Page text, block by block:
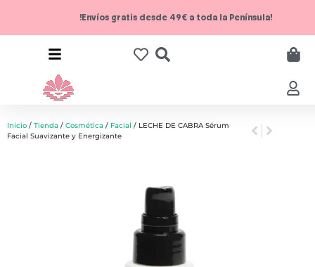
!Envíos gratis desde 49€ a toda la Península!
Inicio / Tienda / Cosmética / Facial / LECHE DE CABRA Sérum
Facial Suavizante y Energizante